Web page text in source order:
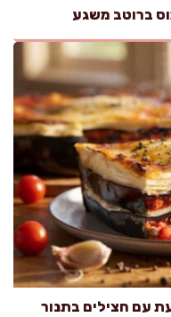
ברוטב משגע
עם חצילים בתנור